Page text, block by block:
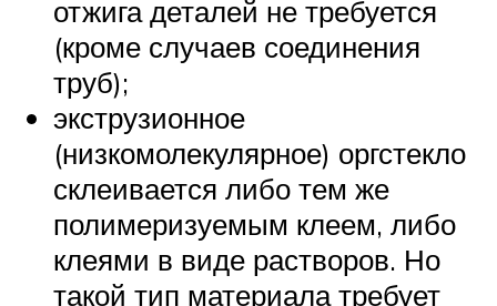
отжига деталей не требуется
(кроме случаев соединения
труб);
экструзионное
(низкомолекулярное) оргстекло
склеивается либо тем же
полимеризуемым клеем, либо
клеями в виде растворов. Но
такой тип материала требует